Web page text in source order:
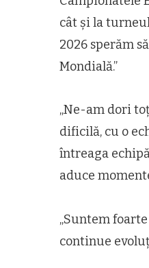
cât și la
2026 sperăm
Mondială.”
„Ne-am dori
dificilă, cu o
întreaga
aduce
„Suntem
continue